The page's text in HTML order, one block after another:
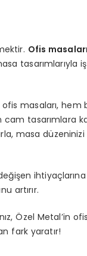
Ofis
tasarımlarıyla
ofis masaları,
cam tasarımlara
masa düzeninizi
değişen
artırır.
Özel Metal’in
fark yaratır!